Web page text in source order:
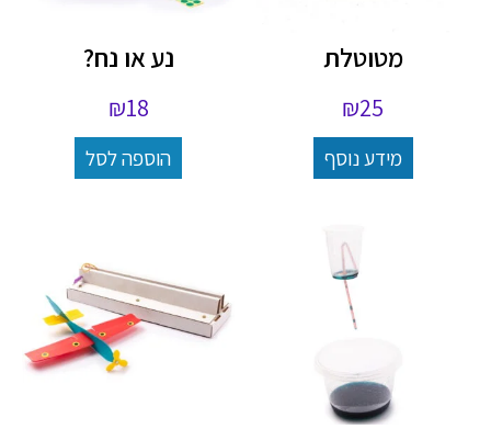
מטוטלת
₪25
מידע נוסף
נע או נח?
₪18
הוספה לסל